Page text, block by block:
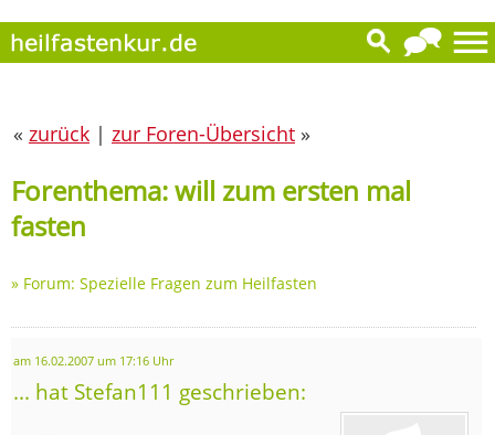
« zurück | zur Foren-Übersicht »
Forenthema: will zum ersten mal
fasten
» Forum: Spezielle Fragen zum Heilfasten
am 16.02.2007 um 17:16 Uhr
... hat Stefan111 geschrieben: